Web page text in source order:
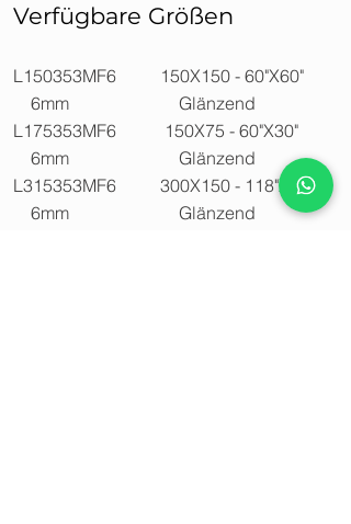
Verfügbare Größen
L150353MF6 150X150 - 60"X60"
6mm Glänzend
L175353MF6 150X75 - 60"X30"
6mm Glänzend
L315353MF6 300X150 - 118"X59"
6mm Glänzend